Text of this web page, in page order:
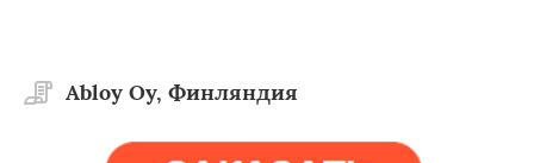
Abloy Oy, Финляндия